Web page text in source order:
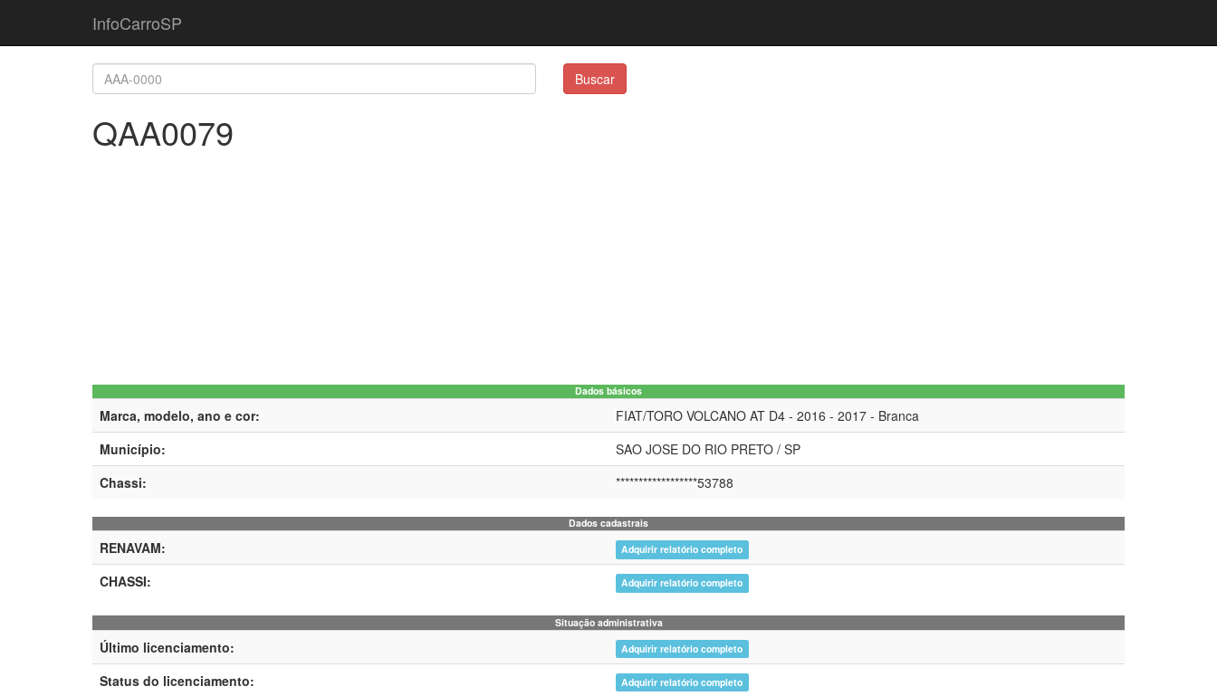
InfoCarroSP
Buscar
QAA0079
Dados básicos
Marca, modelo, ano e cor:
FIAT/TORO VOLCANO AT D4 - 2016 - 2017 - Branca
Município:
SAO JOSE DO RIO PRETO / SP
Chassi:
******************53788
Dados cadastrais
RENAVAM: Adquirir relatório completo
CHASSI: Adquirir relatório completo
Situação administrativa
Último licenciamento: Adquirir relatório completo
Status do licenciamento: Adquirir relatório completo